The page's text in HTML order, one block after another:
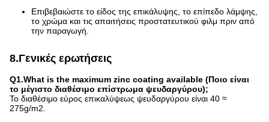
Επιβεβαιώστε το είδος της επικάλυψης, το επίπεδο λάμψης,
το χρώμα και τις απαιτήσεις προστατευτικού φιλμ πριν από
την παραγωγή.
8.Γενικές ερωτήσεις
Q1.What is the maximum zinc coating available (Ποιο είναι
το μέγιστο διαθέσιμο επίστρωμα ψευδαργύρου);
Το διαθέσιμο εύρος επικαλύψεως ψευδαργύρου είναι 40 ≈
275g/m2.